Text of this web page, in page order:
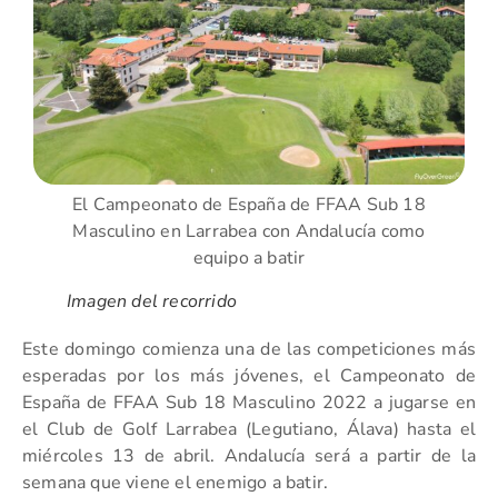
El Campeonato de España de FFAA Sub 18
Masculino en Larrabea con Andalucía como
equipo a batir
Imagen del recorrido
Este domingo comienza una de las competiciones más
esperadas por los más jóvenes, el Campeonato de
España de FFAA Sub 18 Masculino 2022 a jugarse en
el Club de Golf Larrabea (Legutiano, Álava) hasta el
miércoles 13 de abril. Andalucía será a partir de la
semana que viene el enemigo a batir.